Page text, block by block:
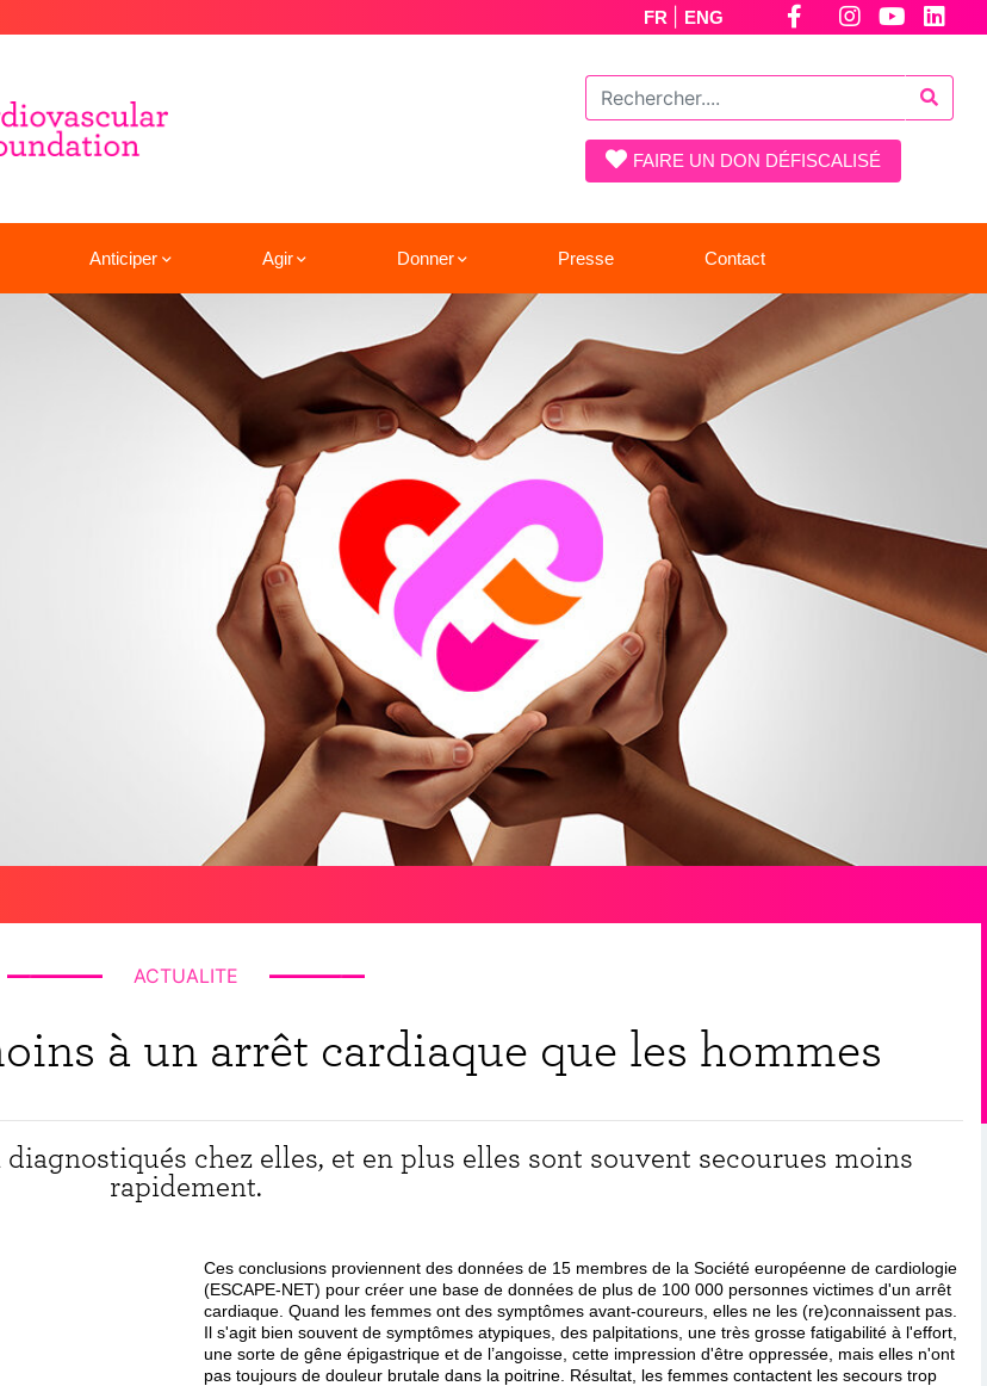
FR ENG
FAIRE UN DON DÉFISCALISÉ
Anticiper Agir Donner Presse Contact
ACTUALITE
à un arrêt cardiaque que les hommes
chez elles, et en plus elles sont souvent secourues moins
rapidement.
Ces conclusions proviennent des données de 15 membres de la Société européenne de cardiologie
(ESCAPE-NET) pour créer une base de données de plus de 100 000 personnes victimes d'un arrêt
cardiaque. Quand les femmes ont des symptômes avant-coureurs, elles ne les (re)connaissent pas.
Il s'agit bien souvent de symptômes atypiques, des palpitations, une très grosse fatigabilité à l'effort,
une sorte de gêne épigastrique et de l’angoisse, cette impression d'être oppressée, mais elles n'ont
pas toujours de douleur brutale dans la poitrine. Résultat, les femmes contactent les secours trop